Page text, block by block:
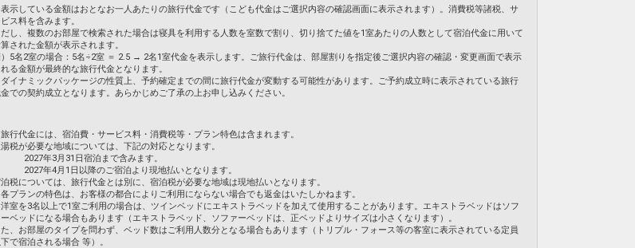
表示している金額はおとなお一人あたりの旅行代金です（こども代金はご選択内容の確認画面に表示されます）。消費税等諸税、サ
ス料を含みます。
だし、複数のお部屋で検索された場合は寝具を利用する人数を室数で割り、切り捨てた値を1室あたりの人数として宿泊代金に用いて
された金額が表示されます。
5名2室の場合：5名÷2室 ＝ 2.5 → 2名1室代金を表示します。ご旅行代金は、部屋割りを指定後ご選択内容の確認・変更画面で表示
る金額が最終的な旅行代金となります。
ダイナミックパッケージの性質上、予約確定までの間に旅行代金が変動する可能性があります。ご予約成立時に表示されている旅行
での契約成立となります。あらかじめご了承の上お申し込みください。
旅行代金には、宿泊費・サービス料・消費税等・プラン特色は含まれます。
湯税が必要な地域については、下記の対応となります。
2027年3月31日宿泊まで含みます。
2027年4月1日以降のご宿泊より現地払いとなります。
税については、旅行代金とは別に、宿泊税が必要な地域は現地払いとなります。
各プランの特色は、お客様の都合によりご利用にならない場合でも返金はいたしかねます。
洋室を3名以上で1室ご利用の場合は、ツインベッドにエキストラベッドを加えて使用することがあります。エキストラベッドはソフ
ーベッドになる場合もあります（エキストラベッド、ソファーベッドは、正ベッドよりサイズは小さくなります）。
た、お部屋のタイプを問わず、ベッド数はご利用人数分となる場合もあります（トリプル・フォース等の客室に表示されている定員
で宿泊される場合 等）。